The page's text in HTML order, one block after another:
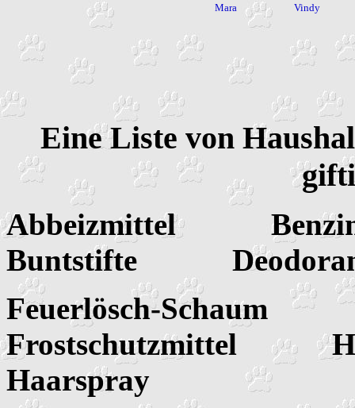
Eine Liste von
Abbeizmittel
Buntstifte
Feuerlösch-
Frostschutzmittel
Haarspray
Mara Vindy